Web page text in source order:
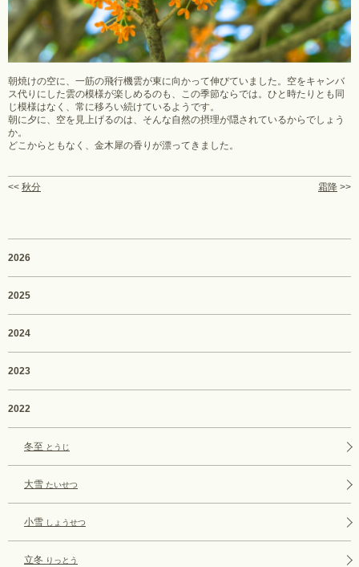
朝焼けの空に、一筋の飛行機雲が東に向かって伸びていました。空をキャンバ
ス代りにした雲の模様が楽しめるのも、この季節ならでは。ひと時たりとも同
じ模様はなく、常に移ろい続けているようです。
朝に夕に、空を見上げるのは、そんな自然の摂理が隠されているからでしょう
か。
どこからともなく、金木犀の香りが漂ってきました。
<< 秋分 霜降 >>
2026
2025
2024
2023
2022
冬至 とうじ
大雪 たいせつ
小雪 しょうせつ
立冬 りっとう